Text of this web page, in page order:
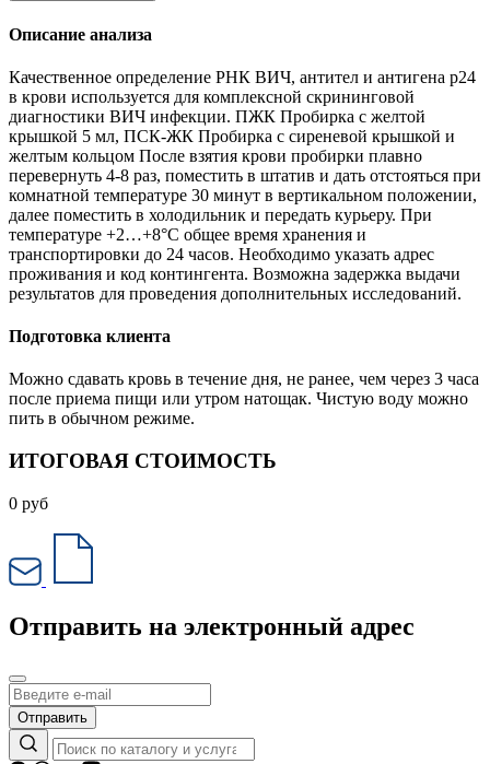
Описание анализа
Качественное определение РНК ВИЧ, антител и антигена р24
в крови используется для комплексной скрининговой
диагностики ВИЧ инфекции. ПЖК Пробирка с желтой
крышкой 5 мл, ПСК-ЖК Пробирка с сиреневой крышкой и
желтым кольцом После взятия крови пробирки плавно
перевернуть 4-8 раз, поместить в штатив и дать отстояться при
комнатной температуре 30 минут в вертикальном положении,
далее поместить в холодильник и передать курьеру. При
температуре +2…+8°С общее время хранения и
транспортировки до 24 часов. Необходимо указать адрес
проживания и код контингента. Возможна задержка выдачи
результатов для проведения дополнительных исследований.
Подготовка клиента
Можно сдавать кровь в течение дня, не ранее, чем через 3 часа
после приема пищи или утром натощак. Чистую воду можно
пить в обычном режиме.
ИТОГОВАЯ СТОИМОСТЬ
0 руб
Отправить на электронный адрес
Отправить